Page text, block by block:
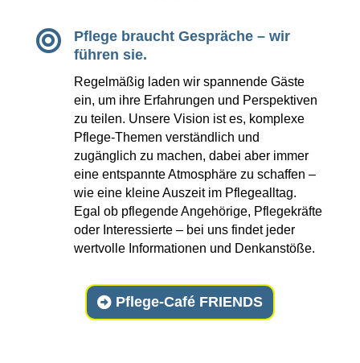

Pflege braucht Gespräche – wir
führen sie.
Regelmäßig laden wir spannende Gäste
ein, um ihre Erfahrungen und Perspektiven
zu teilen. Unsere Vision ist es, komplexe
Pflege-Themen verständlich und
zugänglich zu machen, dabei aber immer
eine entspannte Atmosphäre zu schaffen –
wie eine kleine Auszeit im Pflegealltag.
Egal ob pflegende Angehörige, Pflegekräfte
oder Interessierte – bei uns findet jeder
wertvolle Informationen und Denkanstöße.
Pflege-Café FRIENDS